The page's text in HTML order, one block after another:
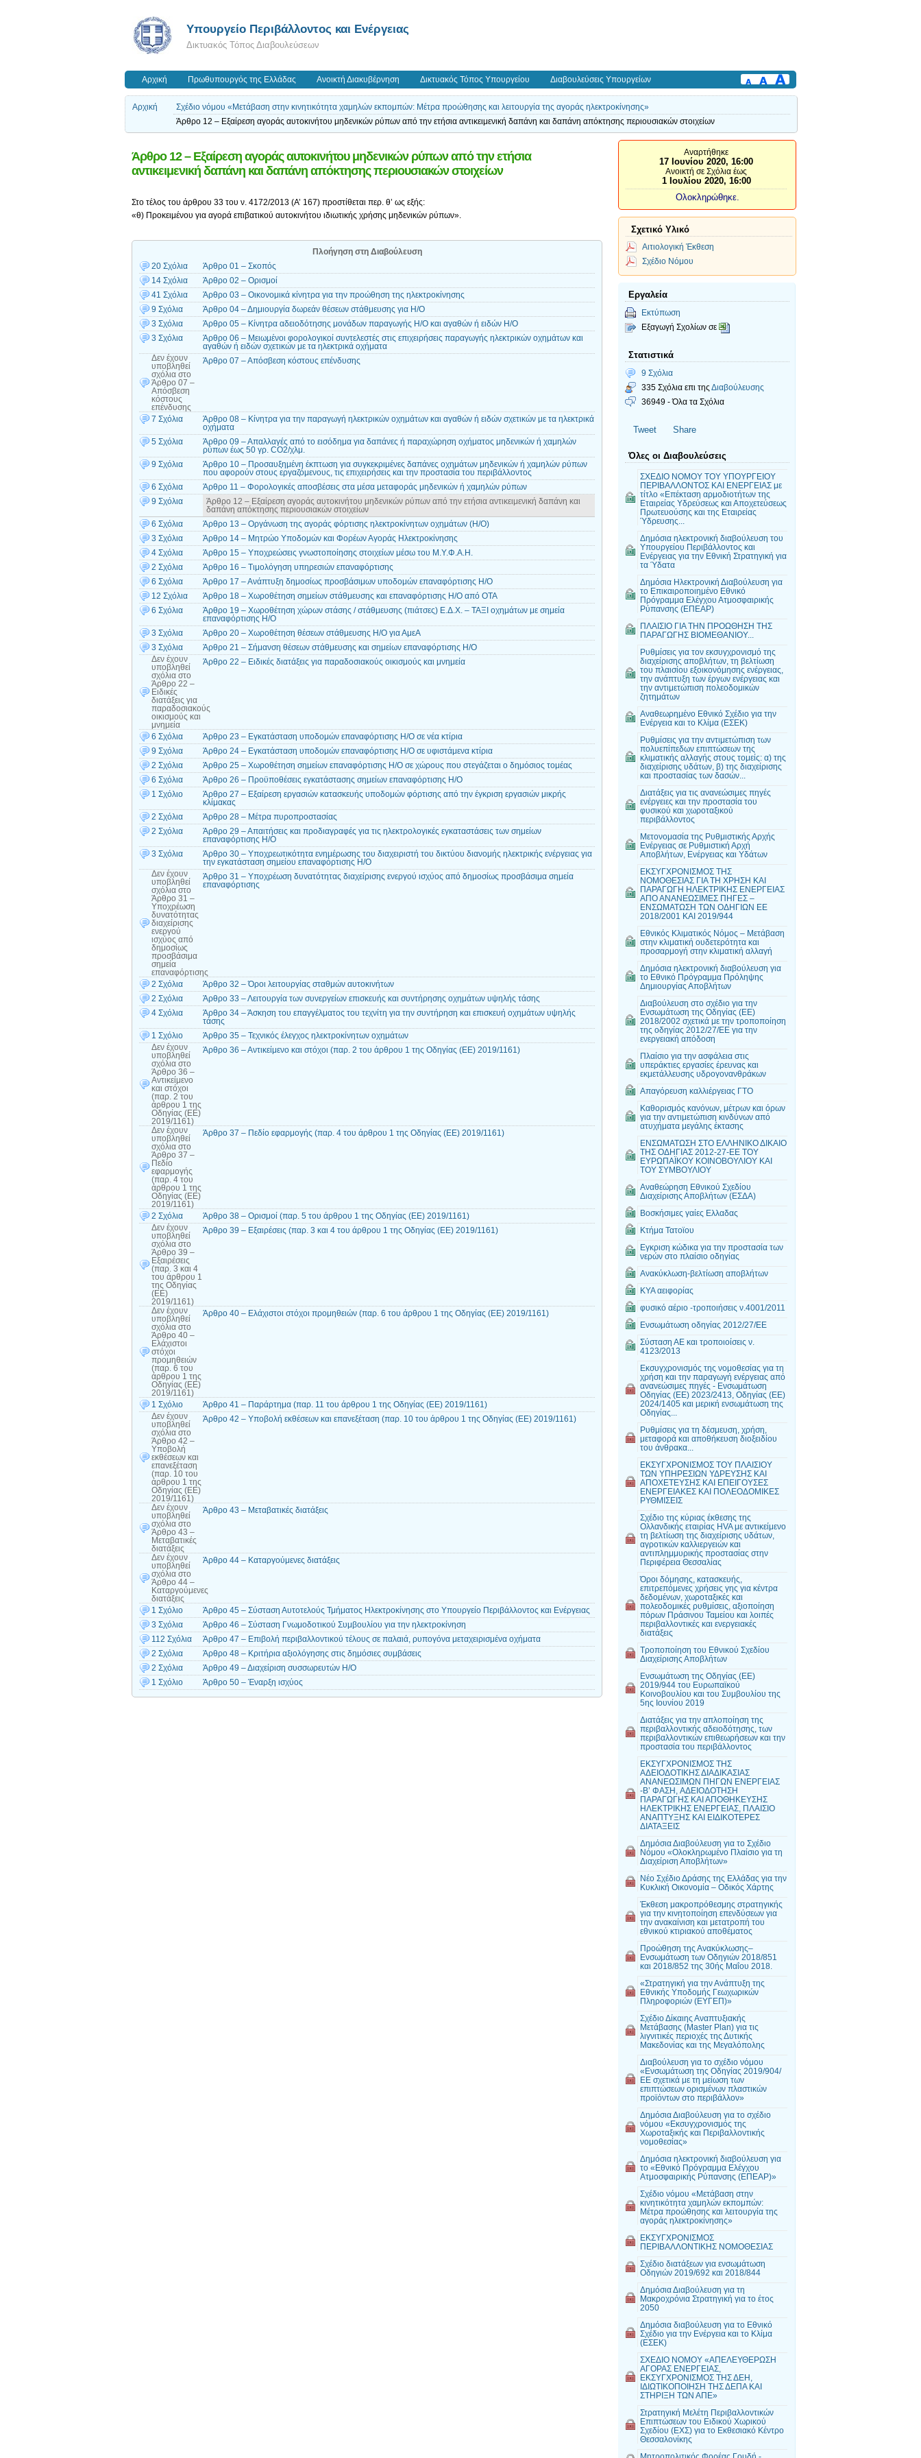
Yπουργείο Περιβάλλοντος και Ενέργειας
Δικτυακός Τόπος Διαβουλεύσεων
Αρχική Πρωθυπουργός της Ελλάδας Ανοικτή Διακυβέρνηση Δικτυακός Τόπος Υπουργείου Διαβουλεύσεις Υπουργείων
Αρχική
Σχέδιο νόμου «Μετάβαση στην κινητικότητα χαμηλών εκπομπών: Μέτρα προώθησης και λειτουργία της αγοράς ηλεκτροκίνησης»
Άρθρο 12 – Εξαίρεση αγοράς αυτοκινήτου μηδενικών ρύπων από την ετήσια αντικειμενική δαπάνη και δαπάνη απόκτησης περιουσιακών στοιχείων
Άρθρο 12 – Εξαίρεση αγοράς αυτοκινήτου μηδενικών ρύπων από την ετήσια
αντικειμενική δαπάνη και δαπάνη απόκτησης περιουσιακών στοιχείων
Στο τέλος του άρθρου 33 του ν. 4172/2013 (Α’ 167) προστίθεται περ. θ’ ως εξής:
«θ) Προκειμένου για αγορά επιβατικού αυτοκινήτου ιδιωτικής χρήσης μηδενικών ρύπων».
Πλοήγηση στη Διαβούλευση
20 Σχόλια
Άρθρο 01 – Σκοπός
14 Σχόλια
Άρθρο 02 – Ορισμοί
41 Σχόλια
Άρθρο 03 – Οικονομικά κίνητρα για την προώθηση της ηλεκτροκίνησης
9 Σχόλια
Άρθρο 04 – Δημιουργία δωρεάν θέσεων στάθμευσης για Η/Ο
3 Σχόλια
Άρθρο 05 – Κίνητρα αδειοδότησης μονάδων παραγωγής Η/Ο και αγαθών ή ειδών Η/Ο
3 Σχόλια
Άρθρο 06 – Μειωμένοι φορολογικοί συντελεστές στις επιχειρήσεις παραγωγής ηλεκτρικών οχημάτων και
αγαθών ή ειδών σχετικών με τα ηλεκτρικά οχήματα
Δεν έχουν
υποβληθεί
σχόλια στο
Άρθρο 07 –
Απόσβεση
κόστους
επένδυσης
Άρθρο 07 – Απόσβεση κόστους επένδυσης
7 Σχόλια
Άρθρο 08 – Κίνητρα για την παραγωγή ηλεκτρικών οχημάτων και αγαθών ή ειδών σχετικών με τα ηλεκτρικά
οχήματα
5 Σχόλια
Άρθρο 09 – Απαλλαγές από το εισόδημα για δαπάνες ή παραχώρηση οχήματος μηδενικών ή χαμηλών
ρύπων έως 50 γρ. CO2/χλμ.
9 Σχόλια
Άρθρο 10 – Προσαυξημένη έκπτωση για συγκεκριμένες δαπάνες οχημάτων μηδενικών ή χαμηλών ρύπων
που αφορούν στους εργαζόμενους, τις επιχειρήσεις και την προστασία του περιβάλλοντος
6 Σχόλια
Άρθρο 11 – Φορολογικές αποσβέσεις στα μέσα μεταφοράς μηδενικών ή χαμηλών ρύπων
9 Σχόλια
Άρθρο 12 – Εξαίρεση αγοράς αυτοκινήτου μηδενικών ρύπων από την ετήσια αντικειμενική δαπάνη και
δαπάνη απόκτησης περιουσιακών στοιχείων
6 Σχόλια
Άρθρο 13 – Οργάνωση της αγοράς φόρτισης ηλεκτροκίνητων οχημάτων (Η/Ο)
3 Σχόλια
Άρθρο 14 – Μητρώο Υποδομών και Φορέων Αγοράς Ηλεκτροκίνησης
4 Σχόλια
Άρθρο 15 – Υποχρεώσεις γνωστοποίησης στοιχείων μέσω του Μ.Υ.Φ.Α.Η.
2 Σχόλια
Άρθρο 16 – Τιμολόγηση υπηρεσιών επαναφόρτισης
6 Σχόλια
Άρθρο 17 – Ανάπτυξη δημοσίως προσβάσιμων υποδομών επαναφόρτισης Η/Ο
12 Σχόλια
Άρθρο 18 – Χωροθέτηση σημείων στάθμευσης και επαναφόρτισης Η/Ο από ΟΤΑ
6 Σχόλια
Άρθρο 19 – Χωροθέτηση χώρων στάσης / στάθμευσης (πιάτσες) Ε.Δ.Χ. – ΤΑΞΙ οχημάτων με σημεία
επαναφόρτισης Η/Ο
3 Σχόλια
Άρθρο 20 – Χωροθέτηση θέσεων στάθμευσης Η/Ο για ΑμεΑ
3 Σχόλια
Άρθρο 21 – Σήμανση θέσεων στάθμευσης και σημείων επαναφόρτισης Η/Ο
Δεν έχουν
υποβληθεί
σχόλια στο
Άρθρο 22 –
Ειδικές
διατάξεις για
παραδοσιακούς
οικισμούς και
μνημεία
Άρθρο 22 – Ειδικές διατάξεις για παραδοσιακούς οικισμούς και μνημεία
6 Σχόλια
Άρθρο 23 – Εγκατάσταση υποδομών επαναφόρτισης Η/Ο σε νέα κτίρια
9 Σχόλια
Άρθρο 24 – Εγκατάσταση υποδομών επαναφόρτισης Η/Ο σε υφιστάμενα κτίρια
2 Σχόλια
Άρθρο 25 – Χωροθέτηση σημείων επαναφόρτισης Η/Ο σε χώρους που στεγάζεται ο δημόσιος τομέας
6 Σχόλια
Άρθρο 26 – Προϋποθέσεις εγκατάστασης σημείων επαναφόρτισης Η/Ο
1 Σχόλιο
Άρθρο 27 – Εξαίρεση εργασιών κατασκευής υποδομών φόρτισης από την έγκριση εργασιών μικρής
κλίμακας
2 Σχόλια
Άρθρο 28 – Μέτρα πυροπροστασίας
2 Σχόλια
Άρθρο 29 – Απαιτήσεις και προδιαγραφές για τις ηλεκτρολογικές εγκαταστάσεις των σημείων
επαναφόρτισης Η/Ο
3 Σχόλια
Άρθρο 30 – Υποχρεωτικότητα ενημέρωσης του διαχειριστή του δικτύου διανομής ηλεκτρικής ενέργειας για
την εγκατάσταση σημείου επαναφόρτισης Η/Ο
Δεν έχουν
υποβληθεί
σχόλια στο
Άρθρο 31 –
Υποχρέωση
δυνατότητας
διαχείρισης
ενεργού
ισχύος από
δημοσίως
προσβάσιμα
σημεία
επαναφόρτισης
Άρθρο 31 – Υποχρέωση δυνατότητας διαχείρισης ενεργού ισχύος από δημοσίως προσβάσιμα σημεία
επαναφόρτισης
2 Σχόλια
Άρθρο 32 – Όροι λειτουργίας σταθμών αυτοκινήτων
2 Σχόλια
Άρθρο 33 – Λειτουργία των συνεργείων επισκευής και συντήρησης οχημάτων υψηλής τάσης
4 Σχόλια
Άρθρο 34 – Άσκηση του επαγγέλματος του τεχνίτη για την συντήρηση και επισκευή οχημάτων υψηλής
τάσης
1 Σχόλιο
Άρθρο 35 – Τεχνικός έλεγχος ηλεκτροκίνητων οχημάτων
Δεν έχουν
υποβληθεί
σχόλια στο
Άρθρο 36 –
Αντικείμενο
και στόχοι
(παρ. 2 του
άρθρου 1 της
Οδηγίας (ΕΕ)
2019/1161)
Άρθρο 36 – Αντικείμενο και στόχοι (παρ. 2 του άρθρου 1 της Οδηγίας (ΕΕ) 2019/1161)
Δεν έχουν
υποβληθεί
σχόλια στο
Άρθρο 37 –
Πεδίο
εφαρμογής
(παρ. 4 του
άρθρου 1 της
Οδηγίας (ΕΕ)
2019/1161)
Άρθρο 37 – Πεδίο εφαρμογής (παρ. 4 του άρθρου 1 της Οδηγίας (ΕΕ) 2019/1161)
2 Σχόλια
Άρθρο 38 – Ορισμοί (παρ. 5 του άρθρου 1 της Οδηγίας (ΕΕ) 2019/1161)
Δεν έχουν
υποβληθεί
σχόλια στο
Άρθρο 39 –
Εξαιρέσεις
(παρ. 3 και 4
του άρθρου 1
της Οδηγίας
(ΕΕ)
2019/1161)
Άρθρο 39 – Εξαιρέσεις (παρ. 3 και 4 του άρθρου 1 της Οδηγίας (ΕΕ) 2019/1161)
Δεν έχουν
υποβληθεί
σχόλια στο
Άρθρο 40 –
Ελάχιστοι
στόχοι
προμηθειών
(παρ. 6 του
άρθρου 1 της
Οδηγίας (ΕΕ)
2019/1161)
Άρθρο 40 – Ελάχιστοι στόχοι προμηθειών (παρ. 6 του άρθρου 1 της Οδηγίας (ΕΕ) 2019/1161)
1 Σχόλιο
Άρθρο 41 – Παράρτημα (παρ. 11 του άρθρου 1 της Οδηγίας (ΕΕ) 2019/1161)
Δεν έχουν
υποβληθεί
σχόλια στο
Άρθρο 42 –
Υποβολή
εκθέσεων και
επανεξέταση
(παρ. 10 του
άρθρου 1 της
Οδηγίας (ΕΕ)
2019/1161)
Άρθρο 42 – Υποβολή εκθέσεων και επανεξέταση (παρ. 10 του άρθρου 1 της Οδηγίας (ΕΕ) 2019/1161)
Δεν έχουν
υποβληθεί
σχόλια στο
Άρθρο 43 –
Μεταβατικές
διατάξεις
Άρθρο 43 – Μεταβατικές διατάξεις
Δεν έχουν
υποβληθεί
σχόλια στο
Άρθρο 44 –
Καταργούμενες
διατάξεις
Άρθρο 44 – Καταργούμενες διατάξεις
1 Σχόλιο
Άρθρο 45 – Σύσταση Αυτοτελούς Τμήματος Ηλεκτροκίνησης στο Υπουργείο Περιβάλλοντος και Ενέργειας
3 Σχόλια
Άρθρο 46 – Σύσταση Γνωμοδοτικού Συμβουλίου για την ηλεκτροκίνηση
112 Σχόλια
Άρθρο 47 – Επιβολή περιβαλλοντικού τέλους σε παλαιά, ρυπογόνα μεταχειρισμένα οχήματα
2 Σχόλια
Άρθρο 48 – Κριτήρια αξιολόγησης στις δημόσιες συμβάσεις
2 Σχόλια
Άρθρο 49 – Διαχείριση συσσωρευτών Η/Ο
1 Σχόλιο
Άρθρο 50 – Έναρξη ισχύος
Αναρτήθηκε
17 Ιουνίου 2020, 16:00
Ανοικτή σε Σχόλια έως
1 Ιουλίου 2020, 16:00
Ολοκληρώθηκε.
Σχετικό Υλικό
Αιτιολογική Έκθεση
Σχέδιο Νόμου
Εργαλεία
Εκτύπωση
Εξαγωγή Σχολίων σε
Στατιστικά
9 Σχόλια
335 Σχόλια επι της Διαβούλευσης
36949 - Όλα τα Σχόλια
Tweet Share
Όλες οι Διαβουλεύσεις
ΣΧΕΔΙΟ ΝΟΜΟΥ ΤΟΥ ΥΠΟΥΡΓΕΙΟΥ
ΠΕΡΙΒΑΛΛΟΝΤΟΣ ΚΑΙ ΕΝΕΡΓΕΙΑΣ με
τίτλο «Επέκταση αρμοδιοτήτων της
Εταιρείας Υδρεύσεως και Αποχετεύσεως
Πρωτευούσης και της Εταιρείας
Ύδρευσης...
Δημόσια ηλεκτρονική διαβούλευση του
Υπουργείου Περιβάλλοντος και
Ενέργειας για την Εθνική Στρατηγική για
τα Ύδατα
Δημόσια Ηλεκτρονική Διαβούλευση για
το Επικαιροποιημένο Εθνικό
Πρόγραμμα Ελέγχου Ατμοσφαιρικής
Ρύπανσης (ΕΠΕΑΡ)
ΠΛΑΙΣΙΟ ΓΙΑ ΤΗΝ ΠΡΟΩΘΗΣΗ ΤΗΣ
ΠΑΡΑΓΩΓΗΣ ΒΙΟΜΕΘΑΝΙΟΥ...
Ρυθμίσεις για τον εκσυγχρονισμό της
διαχείρισης αποβλήτων, τη βελτίωση
του πλαισίου εξοικονόμησης ενέργειας,
την ανάπτυξη των έργων ενέργειας και
την αντιμετώπιση πολεοδομικών
ζητημάτων
Αναθεωρημένο Εθνικό Σχέδιο για την
Ενέργεια και το Κλίμα (ΕΣΕΚ)
Ρυθμίσεις για την αντιμετώπιση των
πολυεπίπεδων επιπτώσεων της
κλιματικής αλλαγής στους τομείς: α) της
διαχείρισης υδάτων, β) της διαχείρισης
και προστασίας των δασών...
Διατάξεις για τις ανανεώσιμες πηγές
ενέργειες και την προστασία του
φυσικού και χωροταξικού
περιβάλλοντος
Μετονομασία της Ρυθμιστικής Αρχής
Ενέργειας σε Ρυθμιστική Αρχή
Αποβλήτων, Ενέργειας και Υδάτων
ΕΚΣΥΓΧΡΟΝΙΣΜΟΣ ΤΗΣ
ΝΟΜΟΘΕΣΙΑΣ ΓΙΑ ΤΗ ΧΡΗΣΗ ΚΑΙ
ΠΑΡΑΓΩΓΗ ΗΛΕΚΤΡΙΚΗΣ ΕΝΕΡΓΕΙΑΣ
ΑΠΟ ΑΝΑΝΕΩΣΙΜΕΣ ΠΗΓΕΣ –
ΕΝΣΩΜΑΤΩΣΗ ΤΩΝ ΟΔΗΓΙΩΝ ΕΕ
2018/2001 ΚΑΙ 2019/944
Εθνικός Κλιματικός Νόμος – Μετάβαση
στην κλιματική ουδετερότητα και
προσαρμογή στην κλιματική αλλαγή
Δημόσια ηλεκτρονική διαβούλευση για
το Εθνικό Πρόγραμμα Πρόληψης
Δημιουργίας Αποβλήτων
Διαβούλευση στο σχέδιο για την
Ενσωμάτωση της Οδηγίας (ΕΕ)
2018/2002 σχετικά με την τροποποίηση
της οδηγίας 2012/27/ΕΕ για την
ενεργειακή απόδοση
Πλαίσιο για την ασφάλεια στις
υπεράκτιες εργασίες έρευνας και
εκμετάλλευσης υδρογονανθράκων
Απαγόρευση καλλιέργειας ΓΤΟ
Καθορισμός κανόνων, μέτρων και όρων
για την αντιμετώπιση κινδύνων από
ατυχήματα μεγάλης έκτασης
ΕΝΣΩΜΑΤΩΣΗ ΣΤΟ ΕΛΛΗΝΙΚΟ ΔΙΚΑΙΟ
ΤΗΣ ΟΔΗΓΙΑΣ 2012-27-ΕΕ ΤΟΥ
ΕΥΡΩΠΑΪΚΟΥ ΚΟΙΝΟΒΟΥΛΙΟΥ ΚΑΙ
ΤΟΥ ΣΥΜΒΟΥΛΙΟΥ
Αναθεώρηση Εθνικού Σχεδίου
Διαχείρισης Αποβλήτων (ΕΣΔΑ)
Βοσκήσιμες γαίες Ελλαδας
Κτήμα Τατοϊου
Εγκριση κώδικα για την προστασία των
νερών στο πλαίσιο οδηγίας
Ανακύκλωση-βελτίωση αποβλήτων
ΚΥΑ αειφορίας
φυσικό αέριο -τροποιήσεις ν.4001/2011
Ενσωμάτωση οδηγίας 2012/27/ΕΕ
Σύσταση ΑΕ και τροποιοίσεις ν.
4123/2013
Εκσυγχρονισμός της νομοθεσίας για τη
χρήση και την παραγωγή ενέργειας από
ανανεώσιμες πηγές - Ενσωμάτωση
Οδηγίας (ΕΕ) 2023/2413, Οδηγίας (ΕΕ)
2024/1405 και μερική ενσωμάτωση της
Οδηγίας...
Ρυθμίσεις για τη δέσμευση, χρήση,
μεταφορά και αποθήκευση διοξειδίου
του άνθρακα...
ΕΚΣΥΓΧΡΟΝΙΣΜΟΣ ΤΟΥ ΠΛΑΙΣΙΟΥ
ΤΩΝ ΥΠΗΡΕΣΙΩΝ ΥΔΡΕΥΣΗΣ ΚΑΙ
ΑΠΟΧΕΤΕΥΣΗΣ ΚΑΙ ΕΠΕΙΓΟΥΣΕΣ
ΕΝΕΡΓΕΙΑΚΕΣ ΚΑΙ ΠΟΛΕΟΔΟΜΙΚΕΣ
ΡΥΘΜΙΣΕΙΣ
Σχέδιο της κύριας έκθεσης της
Ολλανδικής εταιρίας HVA με αντικείμενο
τη βελτίωση της διαχείρισης υδάτων,
αγροτικών καλλιεργειών και
αντιπλημμυρικής προστασίας στην
Περιφέρεια Θεσσαλίας
Όροι δόμησης, κατασκευής,
επιτρεπόμενες χρήσεις γης για κέντρα
δεδομένων, χωροταξικές και
πολεοδομικές ρυθμίσεις, αξιοποίηση
πόρων Πράσινου Ταμείου και λοιπές
περιβαλλοντικές και ενεργειακές
διατάξεις
Τροποποίηση του Εθνικού Σχεδίου
Διαχείρισης Αποβλήτων
Ενσωμάτωση της Οδηγίας (ΕΕ)
2019/944 του Ευρωπαϊκού
Κοινοβουλίου και του Συμβουλίου της
5ης Ιουνίου 2019
Διατάξεις για την απλοποίηση της
περιβαλλοντικής αδειοδότησης, των
περιβαλλοντικών επιθεωρήσεων και την
προστασία του περιβάλλοντος
ΕΚΣΥΓΧΡΟΝΙΣΜΟΣ ΤΗΣ
ΑΔΕΙΟΔΟΤΙΚΗΣ ΔΙΑΔΙΚΑΣΙΑΣ
ΑΝΑΝΕΩΣIΜΩΝ ΠΗΓΩΝ ΕΝΕΡΓΕΙΑΣ
-Β’ ΦΑΣΗ, AΔΕΙΟΔΟΤΗΣΗ
ΠΑΡΑΓΩΓΗΣ ΚΑΙ ΑΠΟΘΗΚΕΥΣΗΣ
ΗΛΕΚΤΡΙΚΗΣ ΕΝΕΡΓΕΙΑΣ, ΠΛΑΙΣΙΟ
ΑΝΑΠΤΥΞΗΣ ΚΑΙ ΕΙΔΙΚΟΤΕΡΕΣ
ΔΙΑΤΑΞΕΙΣ
Δημόσια Διαβούλευση για το Σχέδιο
Νόμου «Ολοκληρωμένο Πλαίσιο για τη
Διαχείριση Αποβλήτων»
Νέο Σχέδιο Δράσης της Ελλάδας για την
Κυκλική Οικονομία – Οδικός Χάρτης
Έκθεση μακροπρόθεσμης στρατηγικής
για την κινητοποίηση επενδύσεων για
την ανακαίνιση και μετατροπή του
εθνικού κτιριακού αποθέματος
Προώθηση της Ανακύκλωσης–
Ενσωμάτωση των Οδηγιών 2018/851
και 2018/852 της 30ής Μαΐου 2018.
«Στρατηγική για την Ανάπτυξη της
Εθνικής Υποδομής Γεωχωρικών
Πληροφοριών (ΕΥΓΕΠ)»
Σχέδιο Δίκαιης Αναπτυξιακής
Μετάβασης (Master Plan) για τις
λιγνιτικές περιοχές της Δυτικής
Μακεδονίας και της Μεγαλόπολης
Διαβούλευση για το σχέδιο νόμου
«Ενσωμάτωση της Οδηγίας 2019/904/
ΕΕ σχετικά με τη μείωση των
επιπτώσεων ορισμένων πλαστικών
προϊόντων στο περιβάλλον»
Δημόσια Διαβούλευση για το σχέδιο
νόμου «Εκσυγχρονισμός της
Χωροταξικής και Περιβαλλοντικής
νομοθεσίας»
Δημόσια ηλεκτρονική διαβούλευση για
το «Εθνικό Πρόγραμμα Ελέγχου
Ατμοσφαιρικής Ρύπανσης (ΕΠΕΑΡ)»
Σχέδιο νόμου «Μετάβαση στην
κινητικότητα χαμηλών εκπομπών:
Μέτρα προώθησης και λειτουργία της
αγοράς ηλεκτροκίνησης»
ΕΚΣΥΓΧΡΟΝΙΣΜΟΣ
ΠΕΡΙΒΑΛΛΟΝΤΙΚΗΣ ΝΟΜΟΘΕΣΙΑΣ
Σχέδιο διατάξεων για ενσωμάτωση
Οδηγιών 2019/692 και 2018/844
Δημόσια Διαβούλευση για τη
Μακροχρόνια Στρατηγική για το έτος
2050
Δημόσια διαβούλευση για το Εθνικό
Σχέδιο για την Ενέργεια και το Κλίμα
(ΕΣΕΚ)
ΣΧΕΔΙΟ ΝΟΜΟΥ «ΑΠΕΛΕΥΘΕΡΩΣΗ
ΑΓΟΡΑΣ ΕΝΕΡΓΕΙΑΣ,
ΕΚΣΥΓΧΡΟΝΙΣΜΟΣ ΤΗΣ ΔΕΗ,
ΙΔΙΩΤΙΚΟΠΟΙΗΣΗ ΤΗΣ ΔΕΠΑ ΚΑΙ
ΣΤΗΡΙΞΗ ΤΩΝ ΑΠΕ»
Στρατηγική Μελέτη Περιβαλλοντικών
Επιπτώσεων του Ειδικού Χωρικού
Σχεδίου (ΕΧΣ) για το Εκθεσιακό Κέντρο
Θεσσαλονίκης